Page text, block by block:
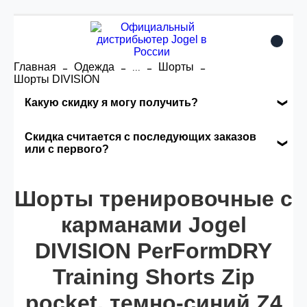
Главная Одежда ...
Шорты
Шорты DIVISION
Какую скидку я могу получить?
розничной цене
Опт 5(25%) -
сумма всех заказов за 6 месяцев -
25.000 рублей.
Скидка считается с последующих заказов
или с первого?
автоматически активизируется в корзине вашего
заказа.
Шорты тренировочные с
карманами Jogel
DIVISION PerFormDRY
Training Shorts Zip